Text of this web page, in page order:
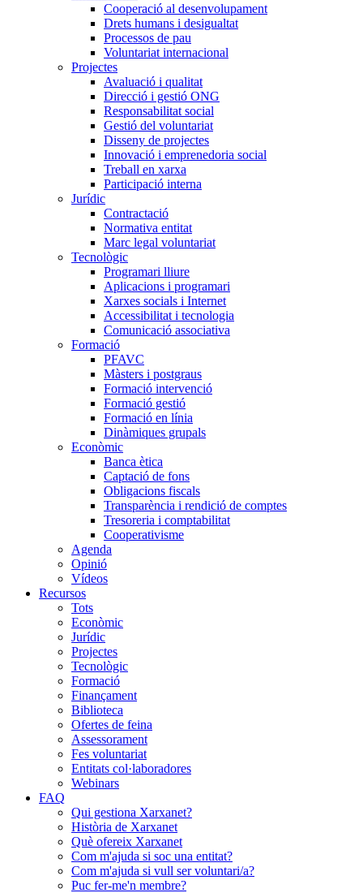
Cooperació al desenvolupament
Drets humans i desigualtat
Processos de pau
Voluntariat internacional
Projectes
Avaluació i qualitat
Direcció i gestió ONG
Responsabilitat social
Gestió del voluntariat
Disseny de projectes
Innovació i emprenedoria social
Treball en xarxa
Participació interna
Jurídic
Contractació
Normativa entitat
Marc legal voluntariat
Tecnològic
Programari lliure
Aplicacions i programari
Xarxes socials i Internet
Accessibilitat i tecnologia
Comunicació associativa
Formació
PFAVC
Màsters i postgraus
Formació intervenció
Formació gestió
Formació en línia
Dinàmiques grupals
Econòmic
Banca ètica
Captació de fons
Obligacions fiscals
Transparència i rendició de comptes
Tresoreria i comptabilitat
Cooperativisme
Agenda
Opinió
Vídeos
Recursos
Tots
Econòmic
Jurídic
Projectes
Tecnològic
Formació
Finançament
Biblioteca
Ofertes de feina
Assessorament
Fes voluntariat
Entitats col·laboradores
Webinars
FAQ
Qui gestiona Xarxanet?
Història de Xarxanet
Què ofereix Xarxanet
Com m'ajuda si soc una entitat?
Com m'ajuda si vull ser voluntari/a?
Puc fer-me'n membre?